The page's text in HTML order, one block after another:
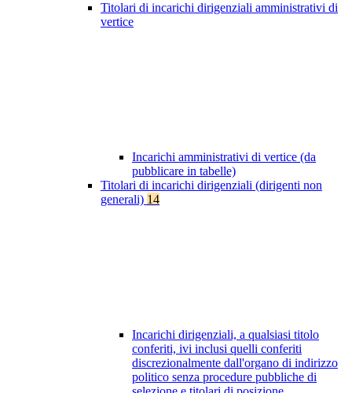
Titolari di incarichi dirigenziali amministrativi di
vertice
Incarichi amministrativi di vertice (da
pubblicare in tabelle)
Titolari di incarichi dirigenziali (dirigenti non
generali) 14
Incarichi dirigenziali, a qualsiasi titolo
conferiti, ivi inclusi quelli conferiti
discrezionalmente dall'organo di indirizzo
politico senza procedure pubbliche di